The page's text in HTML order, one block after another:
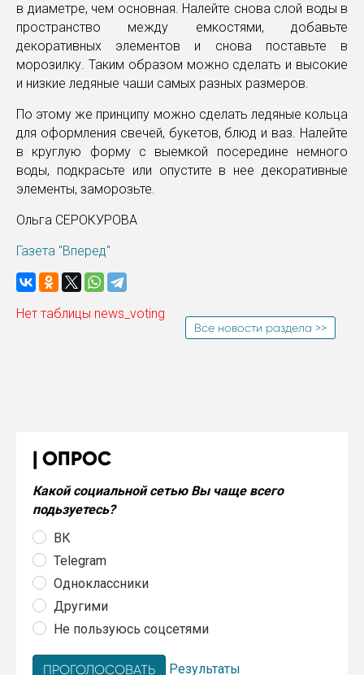
в диаметре, чем основная. Налейте снова слой воды в
пространство между емкостями, добавьте
декоративных элементов и снова поставьте в
морозилку. Таким образом можно сделать и высокие
и низкие ледяные чаши самых разных размеров.
По этому же принципу можно сделать ледяные кольца
для оформления свечей, букетов, блюд и ваз. Налейте
в круглую форму с выемкой посередине немного
воды, подкрасьте или опустите в нее декоративные
элементы, заморозьте.
Ольга СЕРОКУРОВА
Газета "Вперед"
Нет таблицы news_voting
Все новости раздела >>
ОПРОС
Какой социальной сетью Вы чаще всего
подьзуетесь?
ВК
Telegram
Одноклассники
Другими
Не пользуюсь соцсетями
Результаты